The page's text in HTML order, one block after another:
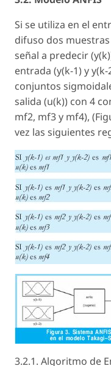
Si se utiliza en el
difuso dos muestras
señal a predecir
entrada (y(k-1) y
conjuntos
salida (u(k)) con 4
mf2, mf3 y mf4),
vez las siguientes
3.2.1. Algoritmo de